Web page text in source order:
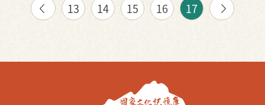
13 14 15 16 17